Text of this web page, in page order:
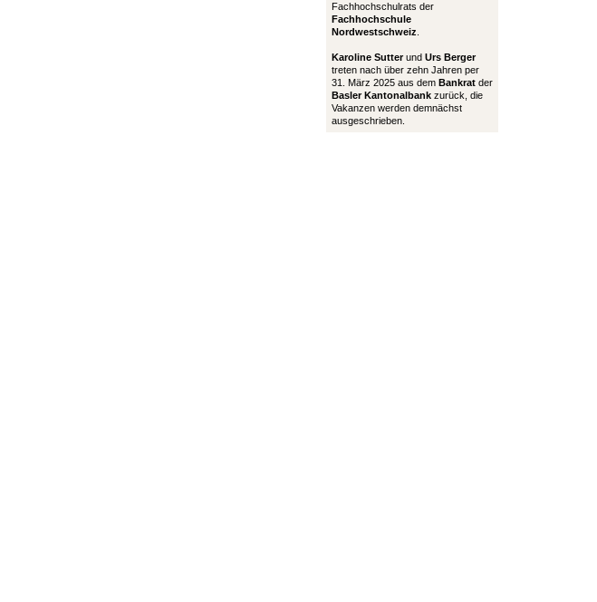
Fachhochschulrats der
Fachhochschule
Nordwestschweiz
Karoline Sutterund Urs Berger
treten nach über zehn Jahren per
31. März 2025 aus dem Bankrat der
Basler Kantonalbank zurück, die
Vakanzen werden demnächst
ausgeschrieben.